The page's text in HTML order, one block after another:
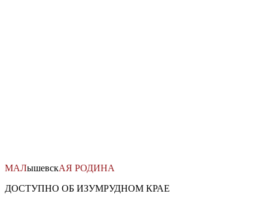
МАЛышевскАЯ РОДИНА
ДОСТУПНО ОБ ИЗУМРУДНОМ КРАЕ